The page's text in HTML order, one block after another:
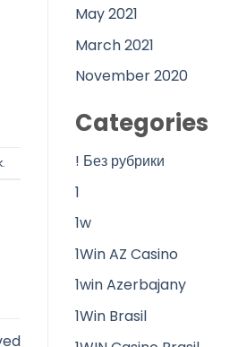
.
May 2021
March 2021
November 2020
Categories
! Без рубрики
1
1w
1Win AZ Casino
1win Azerbajany
1Win Brasil